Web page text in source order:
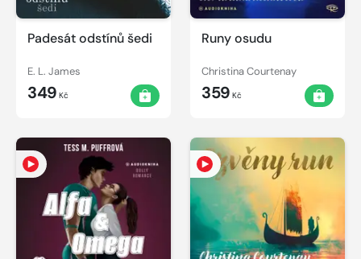
Padesát odstínů šedi
E. L. James
349 Kč
Runy osudu
Christina Courtenay
359 Kč